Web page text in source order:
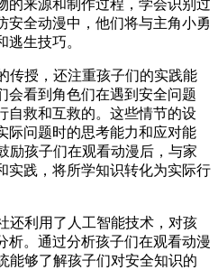
的来源和制作过程，学会识别过
安全动漫中，他们将与主角小勇
生技巧。
传授，还注重孩子们的实践能
会看到角色们在遇到安全问题
自救和互救的。这些情节的设
际问题时的思考能力和应对能
励孩子们在观看动漫后，与家
实践，将所学知识转化为实际行
还利用了人工智能技术，对孩
析。通过分析孩子们在观看动漫
能够了解孩子们对安全知识的